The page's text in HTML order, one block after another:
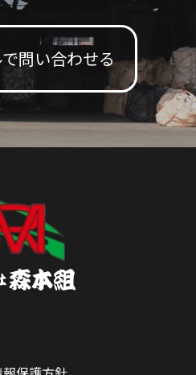
問い合わせる